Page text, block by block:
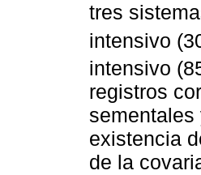
tres
intensivo
intensivo
registros
existencia
de la